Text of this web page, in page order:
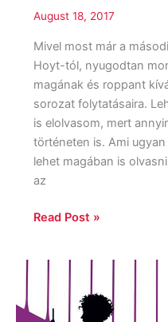
August 18, 2017
Mivel most már a
Hoyt-tól, nyugodtan
magának és roppant
sorozat folytatásaira.
is elolvasom, mert
történeten is. Ami
lehet magában is
az
Read Post »
Simsion:
Örökké,